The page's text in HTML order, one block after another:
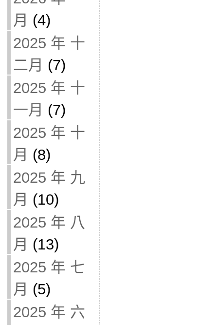
月 (4)
2025 年 十
二月 (7)
2025 年 十
一月 (7)
2025 年 十
月 (8)
2025 年 九
月 (10)
2025 年 八
月 (13)
2025 年 七
月 (5)
2025 年 六